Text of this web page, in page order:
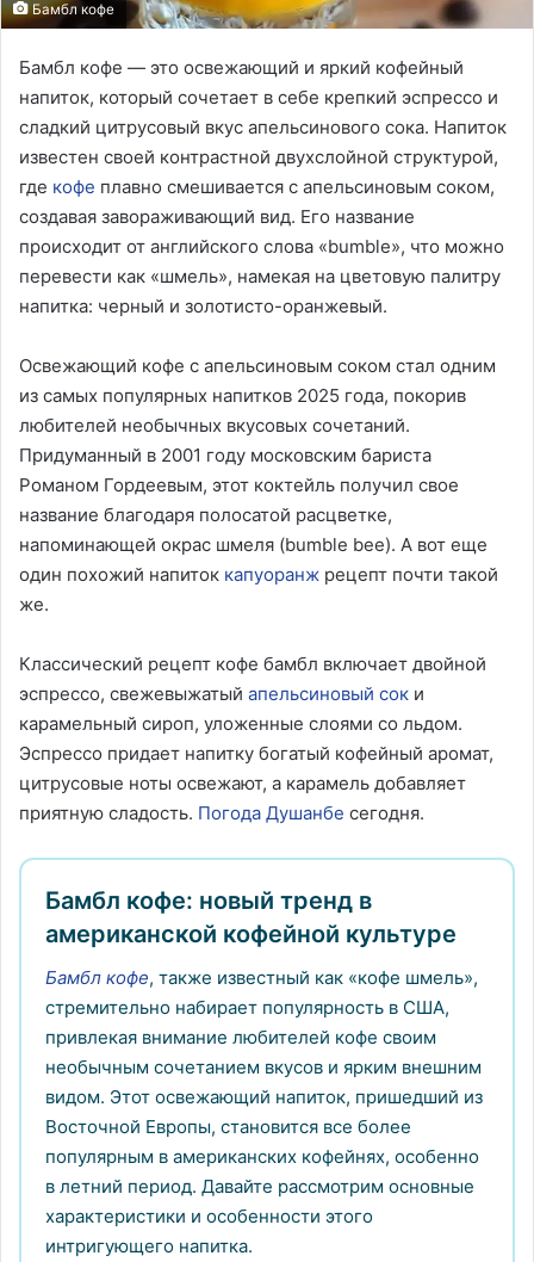
Бамбл кофе
Бамбл кофе — это освежающий и яркий кофейный
напиток, который сочетает в себе крепкий эспрессо и
сладкий цитрусовый вкус апельсинового сока. Напиток
известен своей контрастной двухслойной структурой,
где кофе плавно смешивается с апельсиновым соком,
создавая завораживающий вид. Его название
происходит от английского слова «bumble», что можно
перевести как «шмель», намекая на цветовую палитру
напитка: черный и золотисто-оранжевый.
Освежающий кофе с апельсиновым соком стал одним
из самых популярных напитков 2025 года, покорив
любителей необычных вкусовых сочетаний.
Придуманный в 2001 году московским бариста
Романом Гордеевым, этот коктейль получил свое
название благодаря полосатой расцветке,
напоминающей окрас шмеля (bumble bee). А вот еще
один похожий напиток капуоранж рецепт почти такой
же.
Классический рецепт кофе бамбл включает двойной
эспрессо, свежевыжатый апельсиновый сок и
карамельный сироп, уложенные слоями со льдом.
Эспрессо придает напитку богатый кофейный аромат,
цитрусовые ноты освежают, а карамель добавляет
приятную сладость. Погода Душанбе сегодня.
Бамбл кофе: новый тренд в
американской кофейной культуре
Бамбл кофе, также известный как «кофе шмель»,
стремительно набирает популярность в США,
привлекая внимание любителей кофе своим
необычным сочетанием вкусов и ярким внешним
видом. Этот освежающий напиток, пришедший из
Восточной Европы, становится все более
популярным в американских кофейнях, особенно
в летний период. Давайте рассмотрим основные
характеристики и особенности этого
интригующего напитка.